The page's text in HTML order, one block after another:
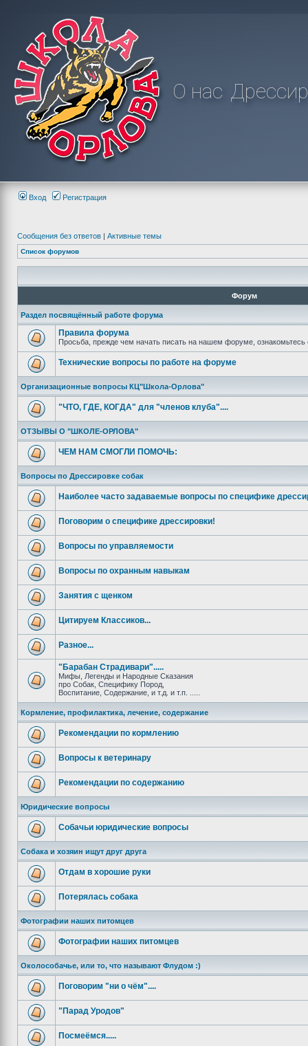
О нас
Вход Регистрация
Сообщения без ответов | Активные темы
Список форумов
Форум
Раздел посвящённый работе форума
Правила форума
Просьба, прежде чем начать писать на нашем форуме,
Технические вопросы по работе на форуме
Организационные вопросы КЦ"Школа-Орлова"
"ЧТО, ГДЕ, КОГДА" для "членов клуба"....
ОТЗЫВЫ О "ШКОЛЕ-ОРЛОВА"
ЧЕМ НАМ СМОГЛИ ПОМОЧЬ:
Вопросы по Дрессировке собак
Наиболее часто задаваемые вопросы по специфике
Поговорим о специфике дрессировки!
Вопросы по управляемости
Вопросы по охранным навыкам
Занятия с щенком
Цитируем Классиков...
Разное...
"Барабан Страдивари".....
Мифы, Легенды и Народные Сказания
про Собак, Специфику Пород,
Воспитание, Содержание, и т.д. и т.п. .....
Кормление, профилактика, лечение, содержание
Рекомендации по кормлению
Вопросы к ветеринару
Рекомендации по содержанию
Юридические вопросы
Собачьи юридические вопросы
Собака и хозяин ищут друг друга
Отдам в хорошие руки
Потерялась собака
Фотографии наших питомцев
Фотографии наших питомцев
Околособачье, или то, что называют Флудом :)
Поговорим "ни о чём"....
"Парад Уродов"
Посмеёмся.....